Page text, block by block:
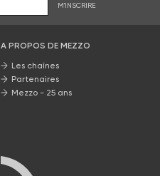
M'INSCRIRE
A PROPOS DE MEZZO
Les chaînes
Partenaires
Mezzo - 25 ans